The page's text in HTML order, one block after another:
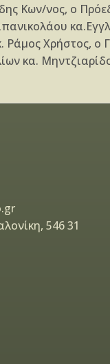
Κων/νος, ο
Ράμος Χρήστος,
κα.
546 31